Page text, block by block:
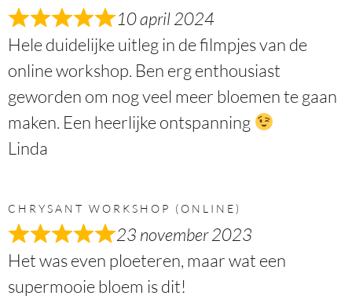
10 april 2024
Hele duidelijke uitleg in de filmpjes van de
online workshop. Ben erg enthousiast
geworden om nog veel meer bloemen te gaan
maken. Een heerlijke ontspanning
Linda
CHRYSANT WORKSHOP (ONLINE)
23 november 2023
Het was even ploeteren, maar wat een
supermooie bloem is dit!